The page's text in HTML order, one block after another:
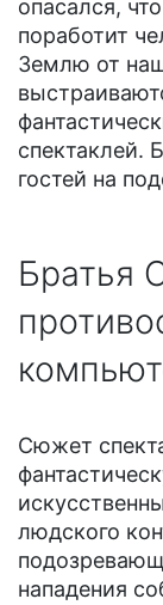
опасался,
поработит
Землю от
спектаклей.
гостей на
Братья
Сюжет
людского
нападения